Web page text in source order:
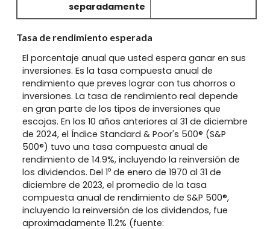
separadamente
Tasa de rendimiento esperada
El porcentaje anual que usted espera ganar en sus
inversiones. Es la tasa compuesta anual de
rendimiento que preves lograr con tus ahorros o
inversiones. La tasa de rendimiento real depende
en gran parte de los tipos de inversiones que
escojas. En los 10 años anteriores al 31 de diciembre
de 2024, el Índice Standard & Poor's 500® (S&P
500®) tuvo una tasa compuesta anual de
rendimiento de 14.9%, incluyendo la reinversión de
los dividendos. Del 1o de enero de 1970 al 31 de
diciembre de 2023, el promedio de la tasa
compuesta anual de rendimiento de S&P 500®,
incluyendo la reinversión de los dividendos, fue
aproximadamente 11.2% (fuente: